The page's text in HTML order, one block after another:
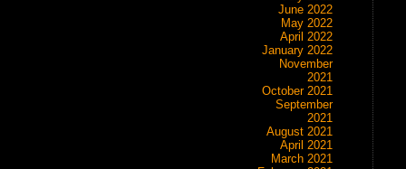
June 2022
May 2022
April 2022
January 2022
November
2021
October 2021
September
2021
August 2021
April 2021
March 2021